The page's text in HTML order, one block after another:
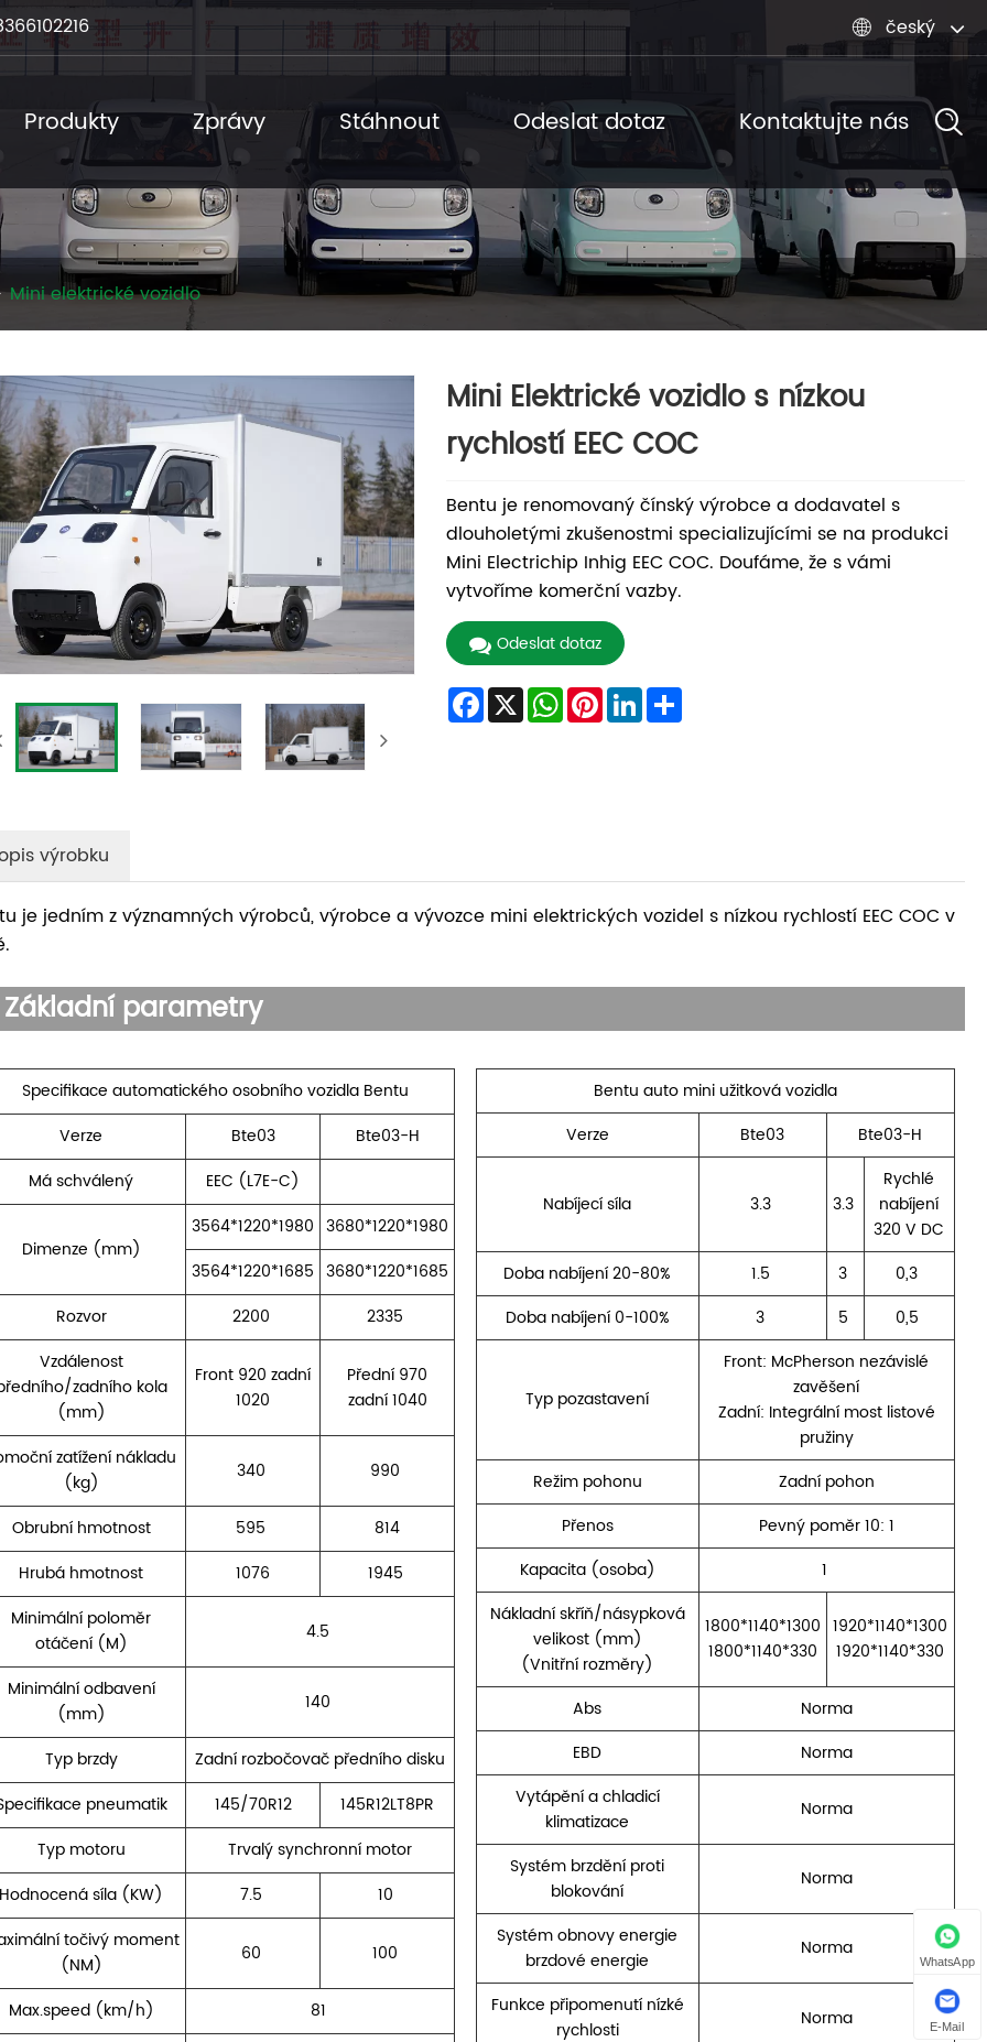
 český
Produkty Zprávy Stáhnout Odeslat dotaz Kontaktujte nás
Mini elektrické vozidlo
Mini Elektrické vozidlo s nízkou
rychlostí EEC COC
Bentu je renomovaný čínský výrobce a dodavatel s
dlouholetými zkušenostmi specializujícími se na produkci
Mini Electrichip Inhig EEC COC. Doufáme, že s vámi
vytvoříme komerční vazby.
Odeslat dotaz
Facebook
X WhatsApp
Pinterest
LinkedInShare
výrobku
je jedním z významných výrobců, výrobce a vývozce mini elektrických vozidel s nízkou rychlostí EEC COC v
Základní parametry
Specifikace automatického osobního vozidla Bentu
Verze
Bte03
Bte03-H
Má schválený
EEC (L7E-C)
Dimenze (mm)
3564*1220*1980 3680*1220*1980
3564*1220*1685 3680*1220*1685
Rozvor
2200
2335
Vzdálenost
zadního kola
(mm)
Front 920 zadní
1020
Přední 970
zadní 1040
zatížení nákladu
(kg)
340 990
Obrubní hmotnost 595
814
Hrubá hmotnost
1076
1945
Minimální poloměr
otáčení (M)
4.5
Minimální odbavení
(mm)
140
Typ brzdy
Zadní rozbočovač předního disku
pneumatik
145/70R12
145R12LT8PR
Typ motoru
Trvalý synchronní motor
Hodnocená síla (KW)
7.5
10
točivý moment
(NM)
60 100
Max.speed (km/h)
81
Bentu auto mini užitková vozidla
Verze
Bte03 Bte03-H
Nabíjecí síla 3.3 3.3
Rychlé
nabíjení
320 V DC
Doba nabíjení 20-80%
1.5 3
0,3
Doba nabíjení 0-100%
3 5 0,5
Typ pozastavení
Front: McPherson nezávislé
zavěšení
Zadní: Integrální most listové
pružiny
Režim pohonu
Zadní pohon
Přenos
Pevný poměr 10: 1
Kapacita (osoba)
1
Nákladní skříň/násypková
velikost (mm)
(Vnitřní rozměry)
1800*1140*1300
1800*1140*330
1920*1140*1300
1920*1140*330
Abs
Norma
EBD
Norma
Vytápění a chladicí
klimatizace
Norma
Systém brzdění proti
blokování
Norma
Systém obnovy energie
brzdové energie
Norma
Funkce připomenutí nízké
rychlosti
Norma
WhatsApp
E-Mail